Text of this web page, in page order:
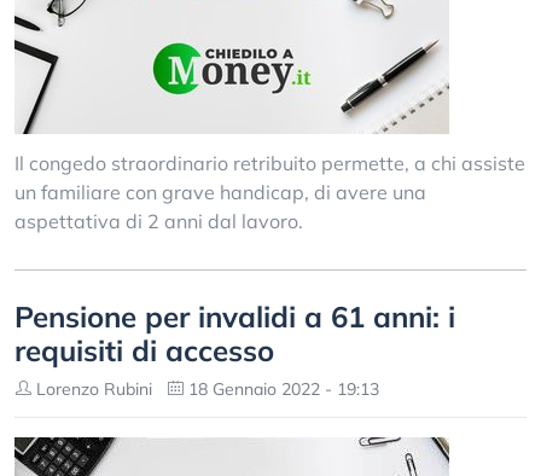
Il congedo straordinario retribuito permette, a chi assiste
un familiare con grave handicap, di avere una
aspettativa di 2 anni dal lavoro.
Pensione per invalidi a 61 anni: i
requisiti di accesso
Lorenzo Rubini 18 Gennaio 2022 - 19:13